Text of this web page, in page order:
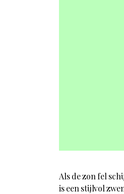
Als de zon fel
is een stijlvol